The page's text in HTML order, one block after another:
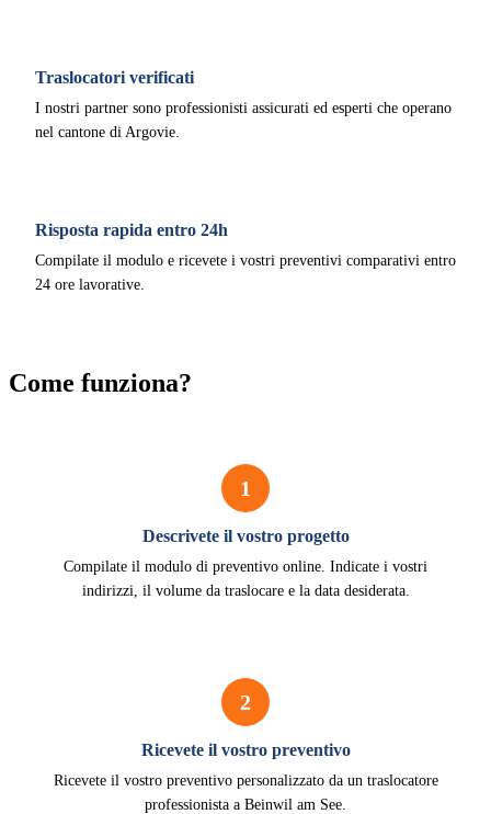
Traslocatori verificati
I nostri partner sono professionisti assicurati ed esperti che operano
nel cantone di Argovie.
Risposta rapida entro 24h
Compilate il modulo e ricevete i vostri preventivi comparativi entro
24 ore lavorative.
Come funziona?
1
Descrivete il vostro progetto
Compilate il modulo di preventivo online. Indicate i vostri
indirizzi, il volume da traslocare e la data desiderata.
2
Ricevete il vostro preventivo
Ricevete il vostro preventivo personalizzato da un traslocatore
professionista a Beinwil am See.